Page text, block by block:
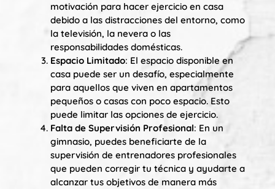
motivación para hacer ejercicio en casa
debido a las distracciones del entorno, como
la televisión, la nevera o las
responsabilidades domésticas.
Espacio Limitado: El espacio disponible en
casa puede ser un desafío, especialmente
para aquellos que viven en apartamentos
pequeños o casas con poco espacio. Esto
puede limitar las opciones de ejercicio.
Falta de Supervisión Profesional: En un
gimnasio, puedes beneficiarte de la
supervisión de entrenadores profesionales
que pueden corregir tu técnica y ayudarte a
alcanzar tus objetivos de manera más